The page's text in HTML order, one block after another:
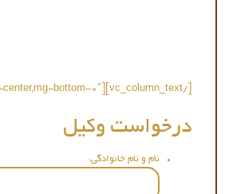
[/vc_column_text][vc_column_text el_class=”text-center,mg-bottom-0″]
درخواست وکیل
نام و نام خانوادگی*